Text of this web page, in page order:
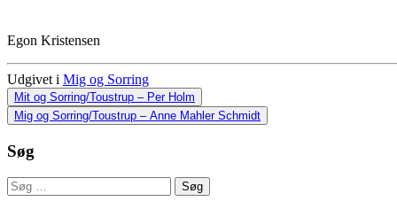
Egon Kristensen
Udgivet i Mig og Sorring
Indlæg
navigation
Mit og Sorring/Toustrup – Per Holm
Mig og Sorring/Toustrup – Anne Mahler Schmidt
Søg
Søg
efter: